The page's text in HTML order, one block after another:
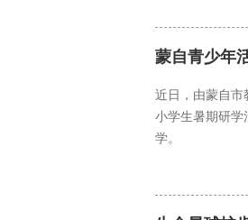
蒙自青少年
近日，由蒙自
小学生暑期研
学。